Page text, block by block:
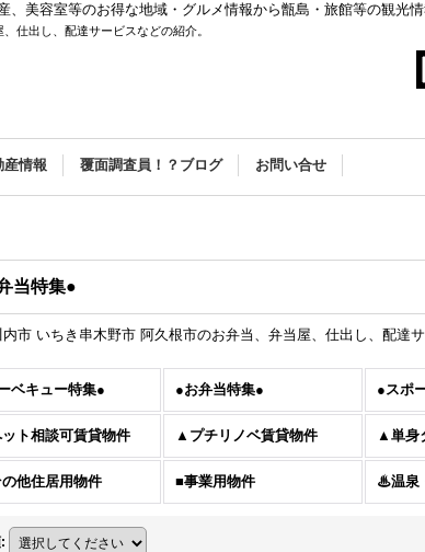
、美容室等のお得な地域・グルメ情報から甑島・旅館等の観光
仕出し、配達サービスなどの紹介。
情報 覆面調査員！？ブログ お問い合せ
当特集●
市 いちき串木野市 阿久根市のお弁当、弁当屋、仕出し、配達サ
ベキュー特集● ●お弁当特集● ●スポ
ト相談可賃貸物件 ▲プチリノベ賃貸物件 ▲単身
他住居用物件 ■事業用物件 ♨温泉
: